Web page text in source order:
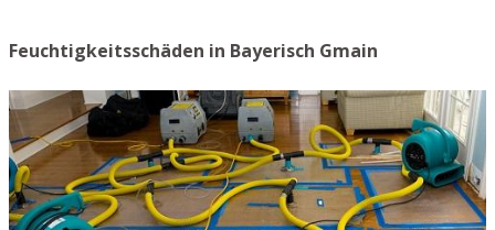
Feuchtigkeitsschäden in Bayerisch Gmain